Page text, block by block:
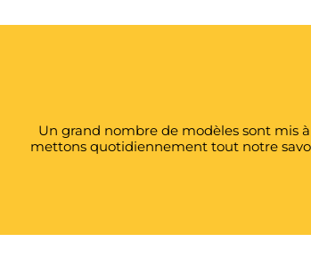
Un grand nombre de modèles sont mis
mettons quotidiennement tout notre